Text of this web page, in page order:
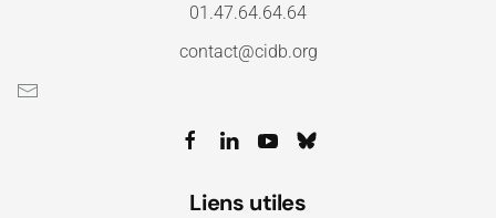
01.47.64.64.64
contact@cidb.org
Liens utiles